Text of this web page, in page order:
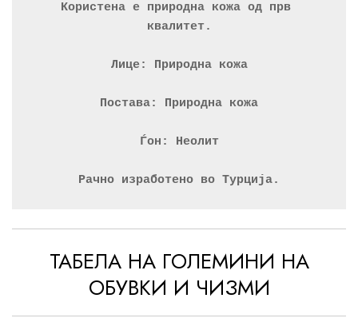
Користена е природна кожа од прв
квалитет.
Лице: Природна кожа
Постава: Природна кожа
Ѓон: Неолит
Рачно изработено во Турција.
ТАБЕЛА НА ГОЛЕМИНИ НА
ОБУВКИ И ЧИЗМИ